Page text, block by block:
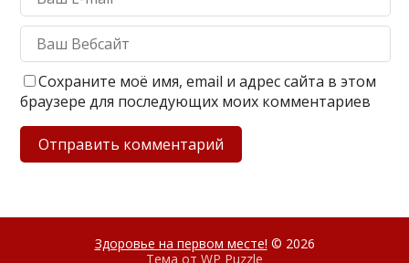
Сохраните моё имя, email и адрес сайта в этом
браузере для последующих моих комментариев
Здоровье на первом месте! © 2026
Тема от WP Puzzle